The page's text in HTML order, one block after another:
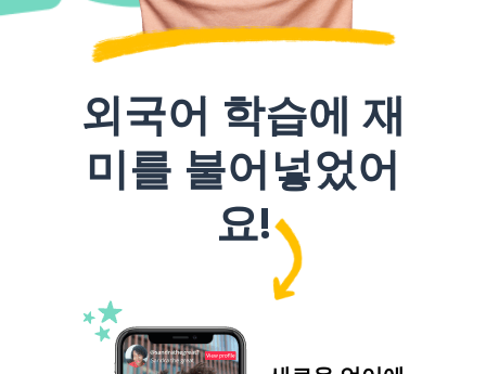
외국어 학습에 재
미를 불어넣었어
요!